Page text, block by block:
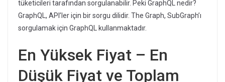
tüketicileri tarafından sorgulanabilir. Peki GraphQL nedir?
GraphQL, API’ler için bir sorgu dilidir. The Graph, SubGraph’ı
sorgulamak için GraphQL kullanmaktadır.
En Yüksek Fiyat – En
Düşük Fiyat ve Toplam